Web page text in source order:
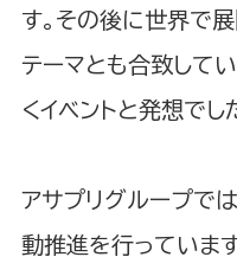
す。その後に世界で
テーマとも合致して
くイベントと発想でし
アサプリグループで
動推進を行っていま